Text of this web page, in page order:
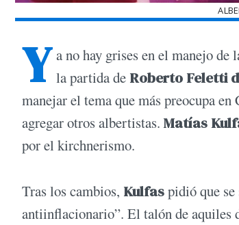
Y a no hay grises en el manejo
la partida de Roberto Feletti
manejar el tema que más preocupa
agregar otros albertistas. Matías
por el kirchnerismo.
Tras los cambios, Kulfaspidió que se
antiinflacionario”. El talón de aquiles